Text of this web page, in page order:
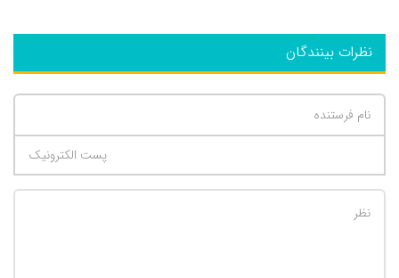
نظرات بینندگان